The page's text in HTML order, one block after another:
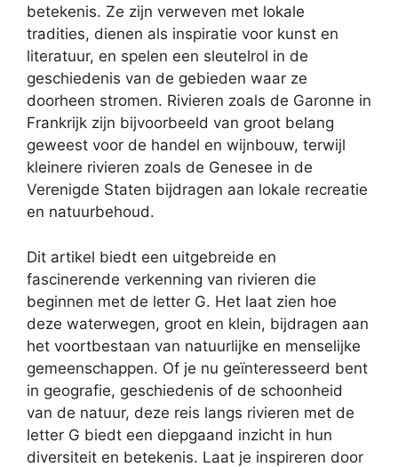
betekenis. Ze zijn verweven met lokale
tradities, dienen als inspiratie voor kunst en
literatuur, en spelen een sleutelrol in de
geschiedenis van de gebieden waar ze
doorheen stromen. Rivieren zoals de Garonne in
Frankrijk zijn bijvoorbeeld van groot belang
geweest voor de handel en wijnbouw, terwijl
kleinere rivieren zoals de Genesee in de
Verenigde Staten bijdragen aan lokale recreatie
en natuurbehoud.
Dit artikel biedt een uitgebreide en
fascinerende verkenning van rivieren die
beginnen met de letter G. Het laat zien hoe
deze waterwegen, groot en klein, bijdragen aan
het voortbestaan van natuurlijke en menselijke
gemeenschappen. Of je nu geïnteresseerd bent
in geografie, geschiedenis of de schoonheid
van de natuur, deze reis langs rivieren met de
letter G biedt een diepgaand inzicht in hun
diversiteit en betekenis. Laat je inspireren door